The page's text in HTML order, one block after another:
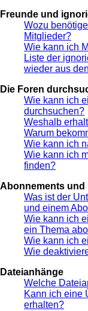
Freunde und
Wozu
Mitglieder?
Wie kann ich
Liste der
wieder aus
Die Foren
Wie kann ich
durchsuchen?
Weshalb
Warum
Wie kann ich
Wie kann ich
finden?
Abonnements und
Was ist der
und einem
Wie kann ich
ein Thema
Wie kann ich
Wie
Dateianhänge
Welche
Kann ich eine
erhalten?